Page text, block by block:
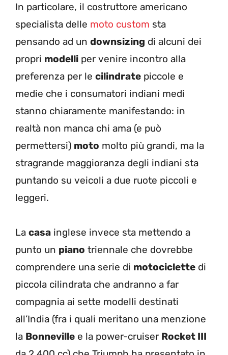
In particolare, il costruttore americano
specialista delle moto custom sta
pensando ad un downsizing di alcuni dei
propri modelli per venire incontro alla
preferenza per le cilindrate piccole e
medie che i consumatori indiani medi
stanno chiaramente manifestando: in
realtà non manca chi ama (e può
permettersi) moto molto più grandi, ma la
stragrande maggioranza degli indiani sta
puntando su veicoli a due ruote piccoli e
leggeri.
La casa inglese invece sta mettendo a
punto un piano triennale che dovrebbe
comprendere una serie di motociclette di
piccola cilindrata che andranno a far
compagnia ai sette modelli destinati
all’India (fra i quali meritano una menzione
la Bonneville e la power-cruiser Rocket III